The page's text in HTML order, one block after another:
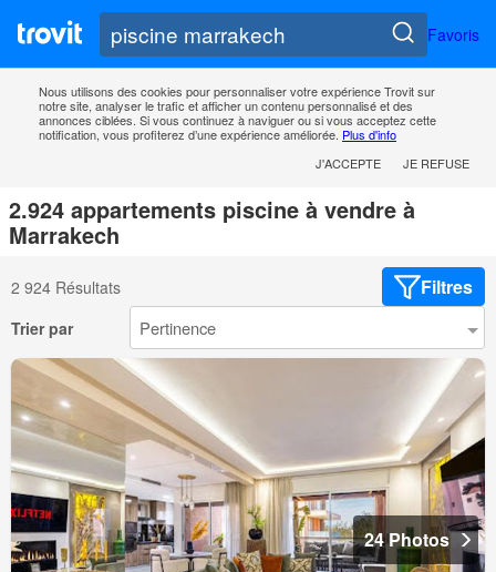
Favoris
Nous utilisons des cookies pour personnaliser votre expérience Trovit sur
notre site, analyser le trafic et afficher un contenu personnalisé et des
annonces ciblées. Si vous continuez à naviguer ou si vous acceptez cette
notification, vous profiterez d’une expérience améliorée. Plus d'info
J'ACCEPTE
JE REFUSE
2.924 appartements piscine à vendre à
Marrakech
2 924 Résultats Filtres
Trier par
24 Photos